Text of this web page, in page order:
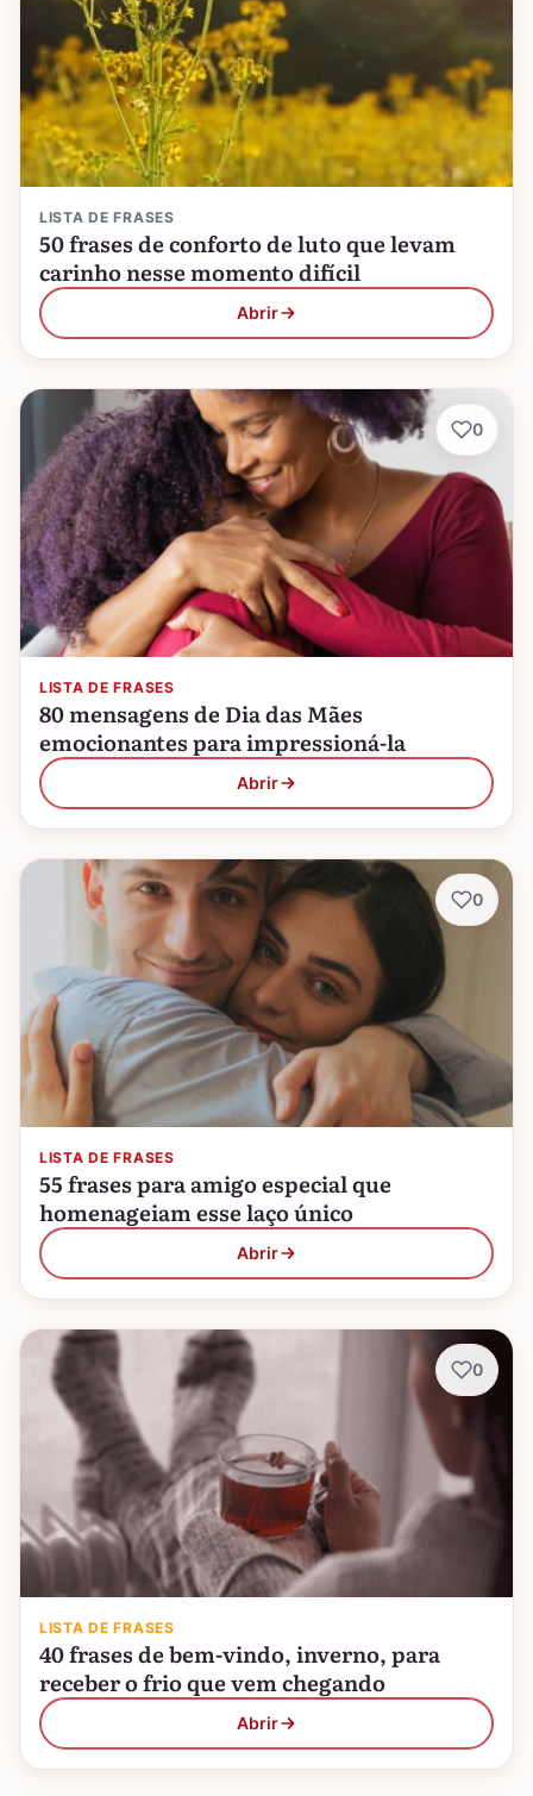
LISTA DE FRASES
50 frases de conforto de luto que levam
carinho nesse momento difícil
Abrir
LISTA DE FRASES
80 mensagens de Dia das Mães
emocionantes para impressioná-la
Abrir
0
LISTA DE FRASES
55 frases para amigo especial que
homenageiam esse laço único
Abrir
0
LISTA DE FRASES
40 frases de bem-vindo, inverno, para
receber o frio que vem chegando
Abrir
0